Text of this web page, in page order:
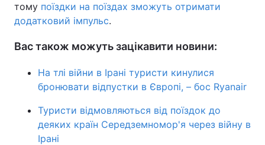
тому поїздки на поїздах зможуть отримати
додатковий імпульс.
Вас також можуть зацікавити новини:
На тлі війни в Ірані туристи кинулися
бронювати відпустки в Європі, – бос Ryanair
Туристи відмовляються від поїздок до
деяких країн Середземномор'я через війну в
Ірані